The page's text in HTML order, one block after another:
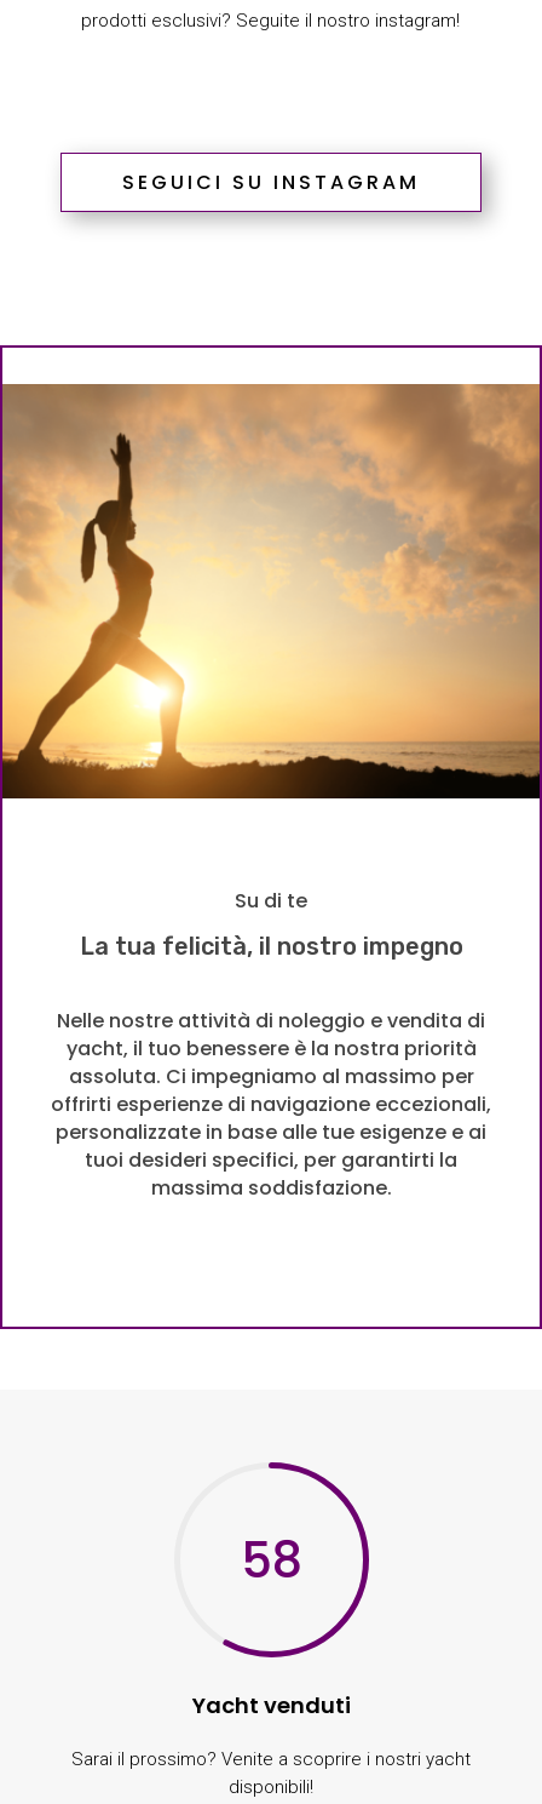
prodotti esclusivi? Seguite il nostro instagram!
SEGUICI SU INSTAGRAM
Su di te
La tua felicità, il nostro impegno
Nelle nostre attività di noleggio e vendita di
yacht, il tuo benessere è la nostra priorità
assoluta. Ci impegniamo al massimo per
offrirti esperienze di navigazione eccezionali,
personalizzate in base alle tue esigenze e ai
tuoi desideri specifici, per garantirti la
massima soddisfazione.
58
Yacht venduti
Sarai il prossimo? Venite a scoprire i nostri yacht
disponibili!